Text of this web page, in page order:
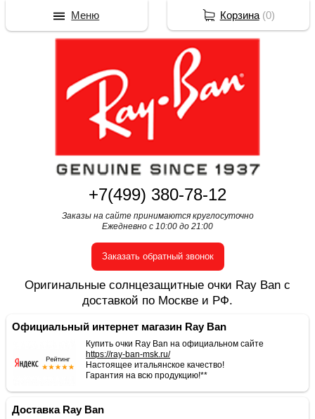
+7(499) 380-78-12
Заказы на сайте принимаются круглосуточно
Ежедневно с 10:00 до 21:00
Заказать обратный звонок
Оригинальные солнцезащитные очки Ray Ban с
доставкой по Москве и РФ.
Официальный интернет магазин Ray Ban
Купить очки Ray Ban на официальном сайте
https://ray-ban-msk.ru/
Настоящее итальянское качество!
Гарантия на всю продукцию!**
Доставка Ray Ban
Корзина(0)
Меню